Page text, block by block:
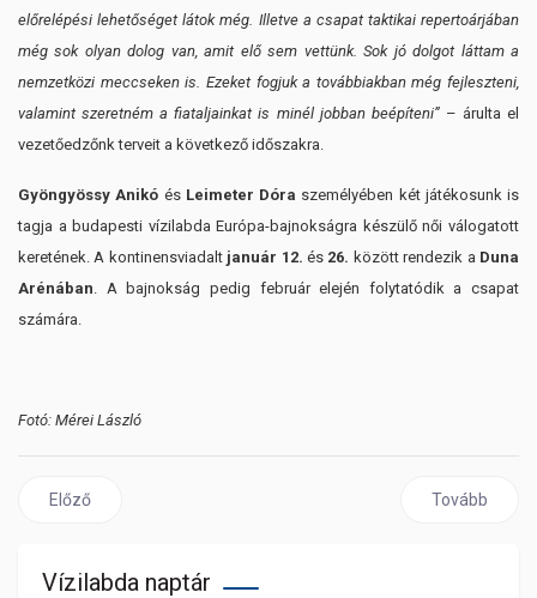
előrelépési lehetőséget látok még. Illetve a csapat taktikai repertoárjában
még sok olyan dolog van, amit elő sem vettünk. Sok jó dolgot láttam a
nemzetközi meccseken is. Ezeket fogjuk a továbbiakban még fejleszteni,
valamint szeretném a fiataljainkat is minél jobban beépíteni”– árulta el
vezetőedzőnk terveit a következő időszakra.
Gyöngyössy Anikó és Leimeter Dóra személyében két játékosunk is
tagja a budapesti vízilabda Európa-bajnokságra készülő női válogatott
keretének. A kontinensviadalt január 12. és 26. között rendezik a Duna
Arénában. A bajnokság pedig február elején folytatódik a csapat
számára.
Fotó: Mérei László
Előző cikk: Felkészülési torna vár válogatottjainkra
Előző Következő
Tovább
Vízilabda naptár